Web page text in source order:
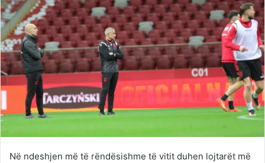
Në ndeshjen më të rëndësishme të vitit duhen lojtarët më